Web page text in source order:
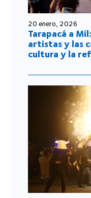
20 enero, 2026
Tarapacá a
artistas y las
cultura y la